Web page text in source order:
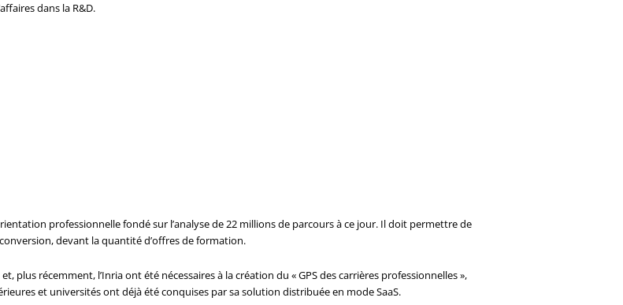
dans la R&D.
professionnelle fondé sur l’analyse de 22 millions de parcours à ce jour. Il doit permettre de
devant la quantité d’offres de formation.
plus récemment, l’Inria ont été nécessaires à la création du « GPS des carrières professionnelles »,
et universités ont déjà été conquises par sa solution distribuée en mode SaaS.